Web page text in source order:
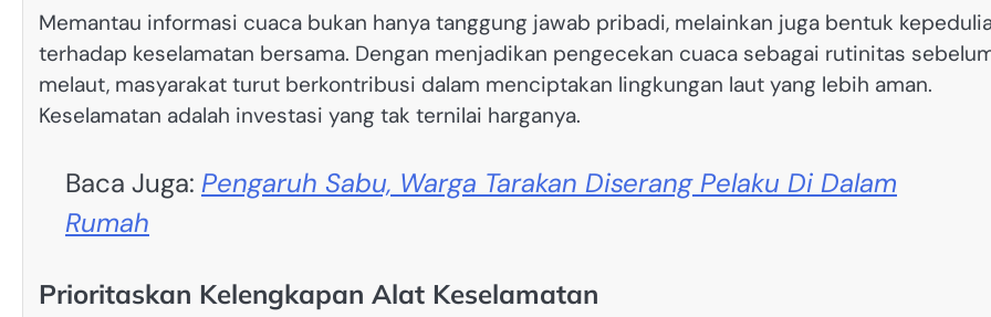
Memantau informasi cuaca bukan hanya tanggung jawab pribadi, melainkan juga bentuk
terhadap keselamatan bersama. Dengan menjadikan pengecekan cuaca sebagai rutinitas
melaut, masyarakat turut berkontribusi dalam menciptakan lingkungan laut yang lebih aman.
Keselamatan adalah investasi yang tak ternilai harganya.
Baca Juga: Pengaruh Sabu, Warga Tarakan Diserang Pelaku Di Dalam
Rumah
Prioritaskan Kelengkapan Alat Keselamatan